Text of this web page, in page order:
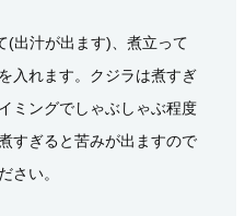
(出汁が出ます)、煮立って
入れます。クジラは煮すぎ
ミングでしゃぶしゃぶ程度
すぎると苦みが出ますので
さい。